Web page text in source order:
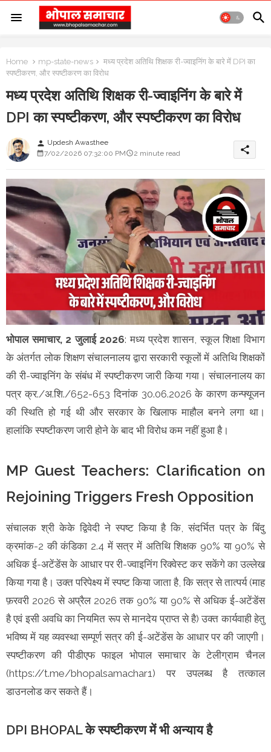
Home mp-state-news
मध्य प्रदेश अतिथि शिक्षक री-ज्वाइनिंग के बारे में DPI का
स्पष्टीकरण, और स्पष्टीकरण का विरोध
मध्य प्रदेश अतिथि शिक्षक री-ज्वाइनिंग के बारे में
DPI का स्पष्टीकरण, और स्पष्टीकरण का विरोध
person Updesh Awasthee
7/02/2026 07:32:00 PM
2 minute read share
भोपाल समाचार, 2 जुलाई 2026: मध्य प्रदेश शासन, स्कूल शिक्षा विभाग
के अंतर्गत लोक शिक्षण संचालनालय द्वारा सरकारी स्कूलों में अतिथि शिक्षकों
की री-ज्वाइनिंग के संबंध में स्पष्टीकरण जारी किया गया। संचालनालय का
पत्र क्र./अ.शि./652-653 दिनांक 30.06.2026 के कारण कन्फ्यूजन
की स्थिति हो गई थी और सरकार के खिलाफ माहौल बनने लगा था।
हालांकि स्पष्टीकरण जारी होने के बाद भी विरोध कम नहीं हुआ है।
MP Guest Teachers: Clarification on
Rejoining Triggers Fresh Opposition
संचालक श्री केके द्विवेदी ने स्पष्ट किया है कि, संदर्भित पत्र के बिंदु
क्रमांक-2 की कंडिका 2.4 में सत्र में अतिथि शिक्षक 90% या 90% से
अधिक ई-अटेंडेंस के आधार पर री-ज्वाइनिंग रिक्वेस्ट कर सकेंगे का उल्लेख
किया गया है। उक्त परिपेक्ष्य में स्पष्ट किया जाता है, कि सत्र से तात्पर्य (माह
फ़रवरी 2026 से अप्रैल 2026 तक 90% या 90% से अधिक ई-अटेंडेंस
है एवं इसी अवधि का नियमित रूप से मानदेय प्राप्त से है) उक्त कार्यवाही हेतु
भविष्य में यह व्यवस्था सम्पूर्ण सत्र की ई-अटेंडेंस के आधार पर की जाएगी।
स्पष्टीकरण की पीडीएफ फाइल भोपाल समाचार के टेलीग्राम चैनल
(https://t.me/bhopalsamachar1) पर उपलब्ध है तत्काल
डाउनलोड कर सकते हैं।
DPI BHOPAL के स्पष्टीकरण में भी अन्याय है